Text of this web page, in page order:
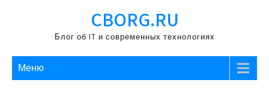
содержимому
CBORG.RU
Блог об IT и современных технологиях
Меню